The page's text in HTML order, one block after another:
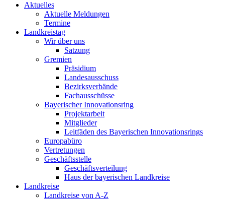
Aktuelles
Aktuelle Meldungen
Termine
Landkreistag
Wir über uns
Satzung
Gremien
Präsidium
Landesausschuss
Bezirksverbände
Fachausschüsse
Bayerischer Innovationsring
Projektarbeit
Mitglieder
Leitfäden des Bayerischen Innovationsrings
Europabüro
Vertretungen
Geschäftsstelle
Geschäftsverteilung
Haus der bayerischen Landkreise
Landkreise
Landkreise von A-Z